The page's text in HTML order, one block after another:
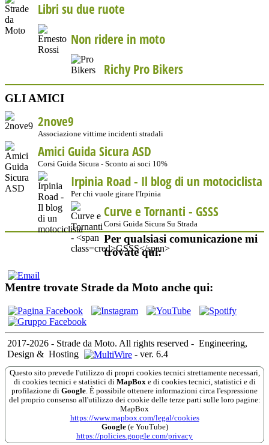
Libri su due ruote
Non ridere in moto
Richy Pro Bikers
GLI AMICI
2nove9
Associazione vittime incidenti stradali
Amici Guida Sicura ASD
Corsi Guida Sicura - Sconto ai soci 10%
Irpinia Road - Il blog di un motociclista
Per chi vuole girare l'Irpinia
Curve e Tornanti - GSSS
Corsi Guida Sicura Su Strada
Per qualsiasi comunicazione mi
trovate qui:
Mentre trovate Strade da Moto anche qui:
2017-2026 - Strade da Moto. All rights reserved - Engineering,
Design & Hosting - ver. 6.4
Questo sito prevede l'utilizzo di propri cookies tecnici strettamente necessari,
di cookies tecnici e statistici di MapBoxe di cookies tecnici, statistici e di
profilazione di Google. È possibile ottenere informazioni circa l'espressione
del proprio consenso all'utilizzo dei cookie delle terze parti sulle loro pagine:
MapBox
https://www.mapbox.com/legal/cookies
Google(e YouTube)
https://policies.google.com/privacy